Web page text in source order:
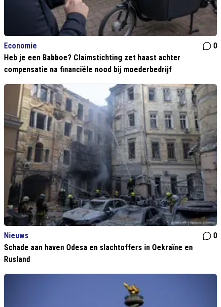
Economie
0
Heb je een Babboe? Claimstichting zet haast achter
compensatie na financiële nood bij moederbedrijf
Nieuws
0
Schade aan haven Odesa en slachtoffers in Oekraïne en
Rusland